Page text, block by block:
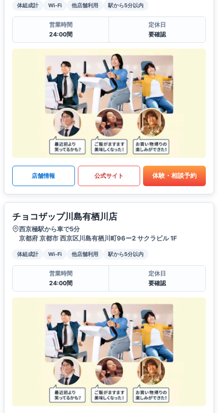
体組成計 Wi-Fi 他店舗利用 駅から5分以内
営業時間
24:00間
定休日
要確認
店舗情報 公式サイト 体験・相談予約
チョコザップ川島有栖川店
西京極駅から車で5分
京都府 京都市 西京区川島有栖川町96ー2 サクラビル 1F
体組成計 Wi-Fi 他店舗利用 駅から5分以内
営業時間
24:00間
定休日
要確認